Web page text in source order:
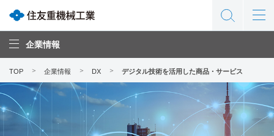
企業情報
TOP 企業情報 DX デジタル技術を活用した商品・サービス